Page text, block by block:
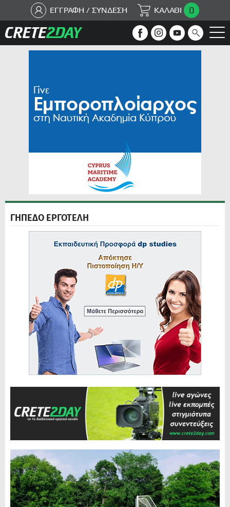
ΕΓΓΡΑΦΗ / ΣΥΝΔΕΣΗ ΚΑΛΑΘΙ 0
ΓΗΠΕΔΟ ΕΡΓΟΤΕΛΗ